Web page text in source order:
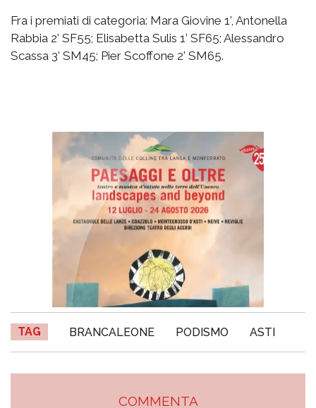
Fra i premiati di categoria: Mara Giovine 1’, Antonella
Rabbia 2’ SF55; Elisabetta Sulis 1’ SF65; Alessandro
Scassa 3’ SM45; Pier Scoffone 2’ SM65.
TAG BRANCALEONE PODISMO ASTI
COMMENTA